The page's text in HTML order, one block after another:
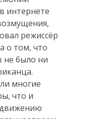
интернете
режиссёр
о том, что
не было ни
многие
что и